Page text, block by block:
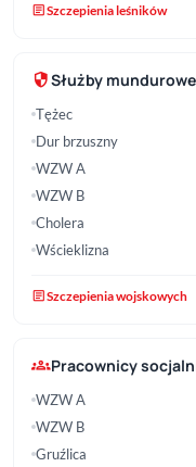
articleSzczepienia leśników
securitySłużby
Tężec
Dur brzuszny
WZW A
WZW B
Cholera
Wścieklizna
articleSzczepienia wojskowych
groupsPracownicy
WZW A
WZW B
Gruźlica